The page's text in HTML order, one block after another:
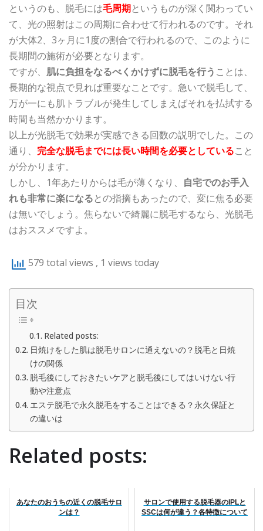
というのも、脱毛には毛周期というものが深く関わってい
て、光の照射はこの周期に合わせて行われるのです。それ
が大体2、3ヶ月に1度の割合で行われるので、このように
長期間の施術が必要となります。
ですが、 肌に負担をなるべくかけずに脱毛を行う ことは、
長期的な視点で見れば重要なことです。急いで脱毛して、
万が一にも肌トラブルが発生してしまえばそれを払拭する
時間も当然かかります。
以上が光脱毛で効果が実感できる回数の説明でした。この
通り、 完全な脱毛までには長い時間を必要としていること
が分かります。
しかし、1年あたりからは毛が薄くなり、 自宅でのお手入
れも非常に楽になるとの指摘もあったので、変に焦る必要
は無いでしょう。焦らないで綺麗に脱毛するなら、光脱毛
はおススメですよ。
579 total views , 1 views today
目次
Related posts:
日焼けをした肌は脱毛サロンに通えないの？脱毛と日焼
けの関係
脱毛後にしておきたいケアと脱毛後にしてはいけない行
動や注意点
エステ脱毛で永久脱毛をすることはできる？永久保証と
の違いは
Related posts:
あなたのおうちの近くの脱毛サロ
ンは？
サロンで使用する脱毛器のIPLと
SSCは何が違う？各特徴について